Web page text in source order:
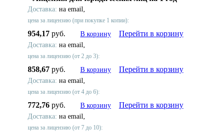
Доставка: на email,
цена за лицензию (при покупке 1 копии):
954,17 руб. В корзину Перейти в корзину
Доставка: на email,
цена за лицензию (от 2 до 3):
858,67 руб. В корзину Перейти в корзину
Доставка: на email,
цена за лицензию (от 4 до 6):
772,76 руб. В корзину Перейти в корзину
Доставка: на email,
цена за лицензию (от 7 до 10):